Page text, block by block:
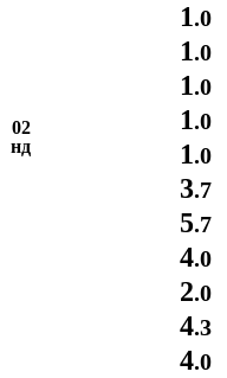
02
нд
1.0
1.0
1.0
1.0
1.0
3.7
5.7
4.0
2.0
4.3
4.0